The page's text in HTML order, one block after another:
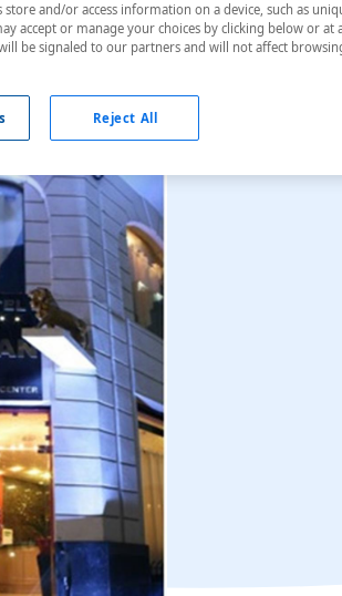
and/or access information on a device, such as
accept or manage your choices by clicking below or
will be signaled to our partners and will not affect
Reject All